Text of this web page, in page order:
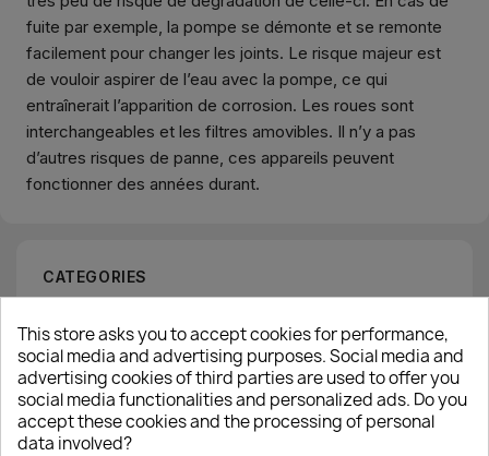
CATEGORIES
Grease trap
Frying oil filter
Oil saving
fuite par exemple, la pompe se démonte et se remonte
facilement pour changer les joints. Le risque majeur est
de vouloir aspirer de l’eau avec la pompe, ce qui
entraînerait l’apparition de corrosion. Les roues sont
interchangeables et les filtres amovibles. Il n’y a pas
d’autres risques de panne, ces appareils peuvent
fonctionner des années durant.
Create wishlist ×
Wishlist name
This store asks you to accept cookies for performance,
social media and advertising purposes. Social media and
advertising cookies of third parties are used to offer you
social media functionalities and personalized ads. Do you
accept these cookies and the processing of personal
data involved?